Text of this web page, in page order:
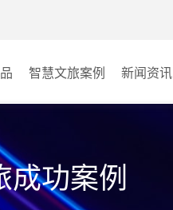
系统
理系统
智慧文旅案例
酒店
交通
新闻资讯
成功案例